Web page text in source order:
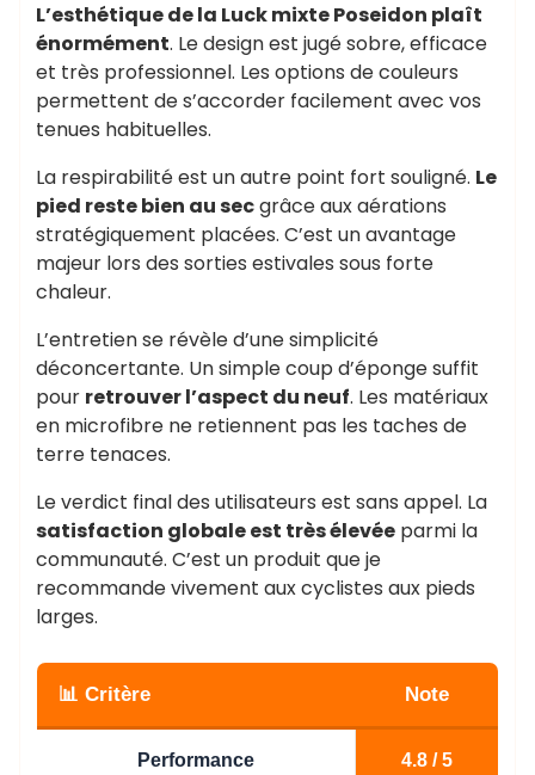
L’esthétique de la Luck mixte Poseidon plaît
énormément. Le design est jugé sobre, efficace
et très professionnel. Les options de couleurs
permettent de s’accorder facilement avec vos
tenues habituelles.
La respirabilité est un autre point fort souligné. Le
pied reste bien au secgrâce aux aérations
stratégiquement placées. C’est un avantage
majeur lors des sorties estivales sous forte
chaleur.
L’entretien se révèle d’une simplicité
déconcertante. Un simple coup d’éponge suffit
pour retrouver l’aspect du neuf. Les matériaux
en microfibre ne retiennent pas les taches de
terre tenaces.
Le verdict final des utilisateurs est sans appel. La
satisfaction globale est très élevée parmi la
communauté. C’est un produit que je
recommande vivement aux cyclistes aux pieds
larges.
📊 Critère Note
Performance 4.8 / 5